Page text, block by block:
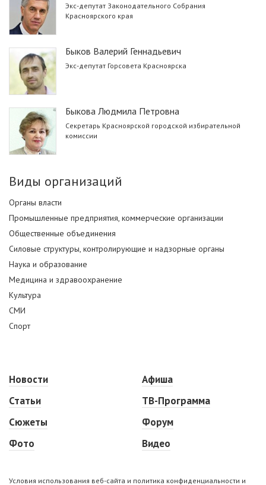
Экс-депутат Законодательного Собрания
Красноярского края
Быков Валерий Геннадьевич
Экс-депутат Горсовета Красноярска
Быкова Людмила Петровна
Секретарь Красноярской городской избирательной
комиссии
Виды организаций
Органы власти
Промышленные предприятия, коммерческие организации
Общественные объединения
Силовые структуры, контролирующие и надзорные органы
Наука и образование
Медицина и здравоохранение
Культура
СМИ
Спорт
Новости
Статьи
Сюжеты
Фото
Афиша
ТВ-Программа
Форум
Видео
Условия использования веб-сайта и политика конфиденциальности и